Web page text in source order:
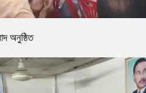
অনুষ্ঠিত